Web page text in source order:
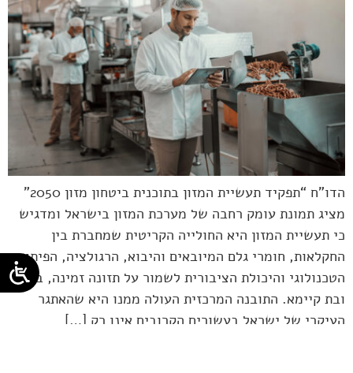
הדו"ח “תפקיד תעשיית המזון בתוכנית ביטחון מזון 2050”
מציג תמונת עומק רחבה של מערכת המזון בישראל ומדגיש
כי תעשיית המזון היא החולייה הקריטית שמחברת בין
החקלאות, חומרי גלם המיובאים והיבוא, הרגולציה, הפיתוח
הטכנולוגי והיכולת הציבורית לשמור על תזונה זמינה, בריאה
ובת קיימא. התובנה המרכזית העולה ממנו היא שהאתגר
העיקרי של ישראל בעשורים הקרובים אינו רק […]